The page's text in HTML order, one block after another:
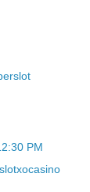
PM
slotxocasino